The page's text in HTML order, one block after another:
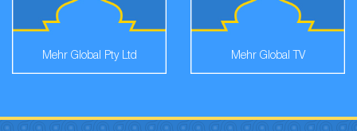
Mehr Global TV
Mehr Global Pty Ltd